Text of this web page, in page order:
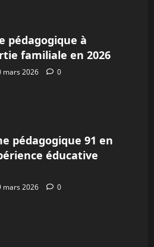
pédagogique à
familiale en 2026
mars 2026 0
pédagogique 91 en
éducative
mars 2026 0